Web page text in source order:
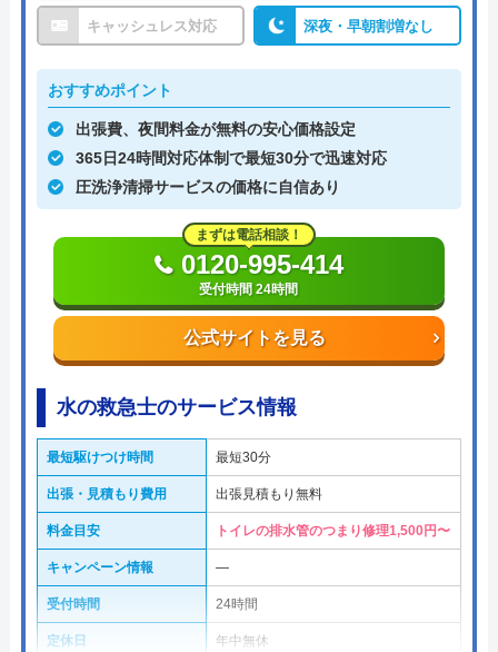
キャッシュレス対応 深夜・早朝割増なし
おすすめポイント
出張費、夜間料金が無料の安心価格設定
365日24時間対応体制で最短30分で迅速対応
圧洗浄清掃サービスの価格に自信あり
公式サイトを見る
まずは電話相談！
0120-995-414
受付時間 24時間
水の救急士のサービス情報
最短駆けつけ時間 最短30分
出張・見積もり費用 出張見積もり無料
料金目安 トイレの排水管のつまり修理1,500円〜
キャンペーン情報 ―
受付時間 24時間
定休日 年中無休